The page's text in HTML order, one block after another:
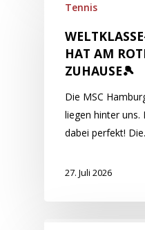
Tennis
HAT AM
ZUHAUSE🎾
Die MSC
liegen hinter uns.
dabei perfekt!
27. Juli 2026